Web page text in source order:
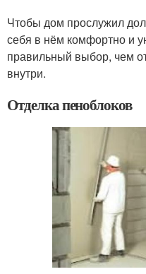
Чтобы дом прослужил
себя в нём комфортно и
правильный выбор, чем
внутри.
Отделка пеноблоков